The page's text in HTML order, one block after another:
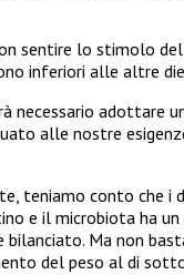
sentire lo stimolo
inferiori alle altre
necessario adottare
alle nostre
teniamo conto che i
e il microbiota ha
Ma non
del peso al di